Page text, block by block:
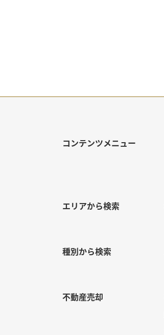
コンテンツメニュー
エリアから検索
種別から検索
不動産売却